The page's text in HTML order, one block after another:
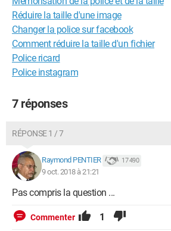
Réduire la taille d'une image
Changer la police sur facebook
Comment réduire la taille d'un fichier
Police ricard
Police instagram
7 réponses
RÉPONSE 1 / 7
Raymond PENTIER 17 490
9 oct. 2018 à 21:21
Pas compris la question ...
Commenter 1